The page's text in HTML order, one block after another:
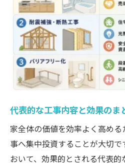
代表的な工事内容と効果のま
家全体の価値を効率よく高め
事へ集中投資することが大切
おいて、効果的とされる代表